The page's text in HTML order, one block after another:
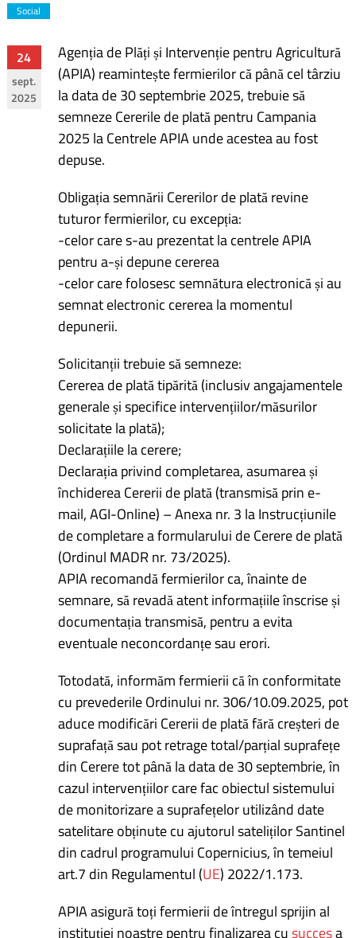
Social
24
sept.
2025
Agenția de Plăți și Intervenție pentru Agricultură
(APIA) reamintește fermierilor că până cel târziu
la data de 30 septembrie 2025, trebuie să
semneze Cererile de plată pentru Campania
2025 la Centrele APIA unde acestea au fost
depuse.
Obligația semnării Cererilor de plată revine
tuturor fermierilor, cu excepția:
-celor care s-au prezentat la centrele APIA
pentru a-și depune cererea
-celor care folosesc semnătura electronică și au
semnat electronic cererea la momentul
depunerii.
Solicitanții trebuie să semneze:
Cererea de plată tipărită (inclusiv angajamentele
generale și specifice intervențiilor/măsurilor
solicitate la plată);
Declarațiile la cerere;
Declarația privind completarea, asumarea și
închiderea Cererii de plată (transmisă prin e-
mail, AGI-Online) – Anexa nr. 3 la Instrucțiunile
de completare a formularului de Cerere de plată
(Ordinul MADR nr. 73/2025).
APIA recomandă fermierilor ca, înainte de
semnare, să revadă atent informațiile înscrise și
documentația transmisă, pentru a evita
eventuale neconcordanțe sau erori.
Totodată, informăm fermierii că în conformitate
cu prevederile Ordinului nr. 306/10.09.2025, pot
aduce modificări Cererii de plată fără creșteri de
suprafață sau pot retrage total/parțial suprafețe
din Cerere tot până la data de 30 septembrie, în
cazul intervențiilor care fac obiectul sistemului
de monitorizare a suprafețelor utilizând date
satelitare obținute cu ajutorul sateliților Santinel
din cadrul programului Copernicius, în temeiul
art.7 din Regulamentul (UE) 2022/1.173.
APIA asigură toți fermierii de întregul sprijin al
instituției noastre pentru finalizarea cusuccesa
Navigare
în
articole